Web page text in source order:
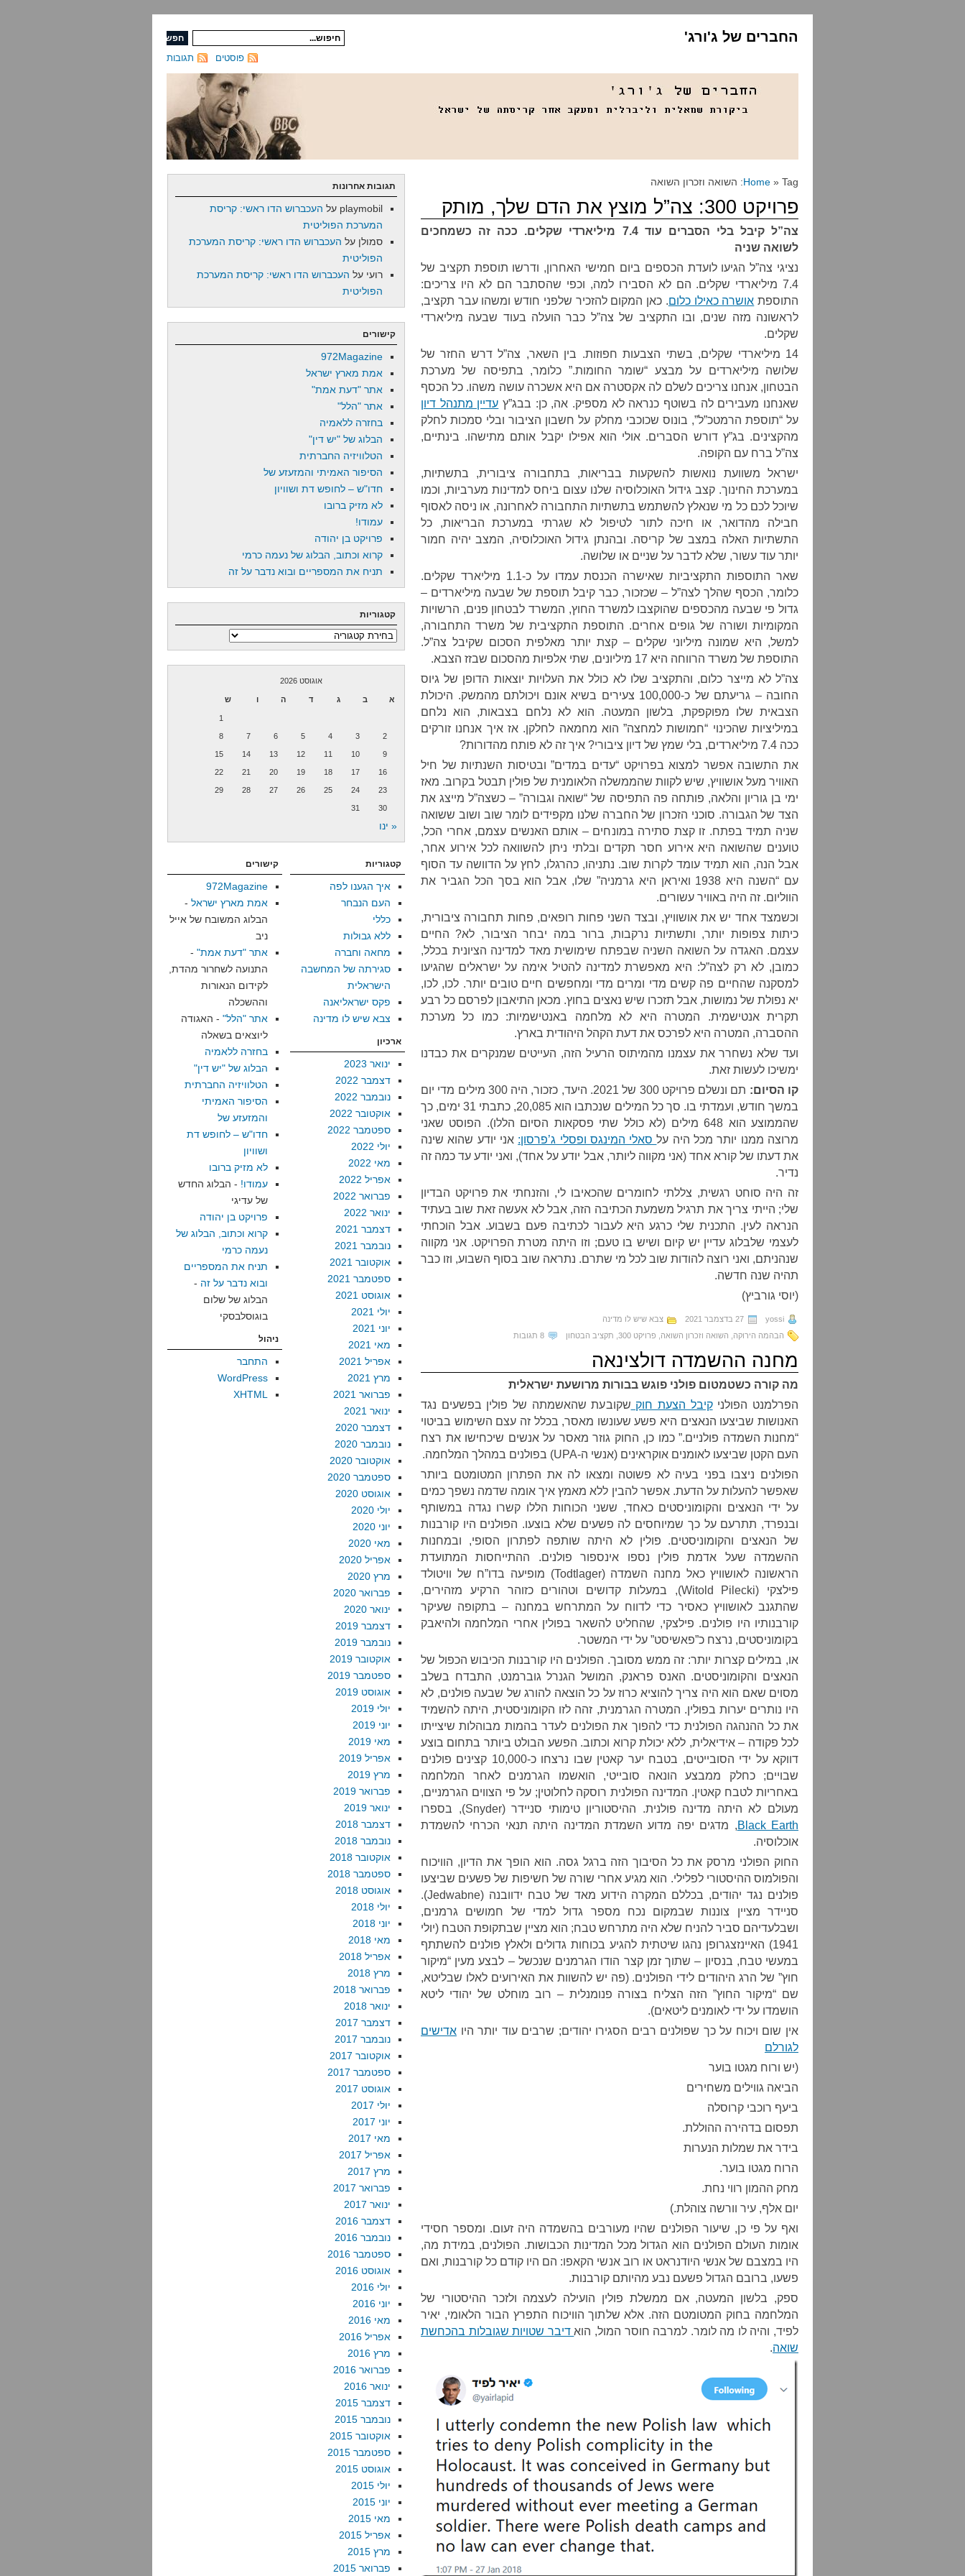
החברים של ג'ורג'
תגובות פוסטים
Home » Tag: השואה וזכרון השואה
פרויקט 300: צה”ל מוצץ את הדם שלך, מותק
צה”ל קיבל בלי הסברים עוד 7.4 מיליארדי שקלים. ככה זה כשמחכים
לשואה שניה
נציגי צה”ל הגיעו לועדת הכספים ביום חמישי האחרון, ודרשו תוספת תקציב של
7.4 מיליארדי שקלים. הם לא הסבירו למה, וכפי שהסתבר הם לא היו צריכים:
התוספת אושרה כאילו כלום. כאן המקום להזכיר שלפני חודש ומשהו עבר תקציב,
לראשונה מזה שנים, ובו התקציב של צה”ל כבר הועלה בעוד שבעה מיליארדי
שקלים.
14 מיליארדי שקלים, בשתי הצבעות חפוזות. בין השאר, צה”ל דרש החזר של
שלושה מיליארדים על מבצע “שומר החומות.” כלומר, בתפיסה של מערכת
הבטחון, אנחנו צריכים לשלם לה אקסטרה אם היא אשכרה עושה משהו. כל הכסף
שאנחנו מעבירים לה בשוטף כנראה לא מספיק. אה, כן: בבג”ץ עדיין מתנהל דיון
על “תוספת הרמטכ”ל”, בונוס שכוכבי מחלק על חשבון הציבור ובלי סמכות לחלק
מהקצינים. בג”ץ דורש הסברים. אולי הוא אפילו יקבל אותם מתישהו. בינתיים,
צה”ל ברח עם הקופה.
ישראל משוועת נואשות להשקעות בבריאות, בתחבורה ציבורית, בתשתיות,
במערכת החינוך. קצב גידול האוכלוסיה שלנו עצום ביחס למדינות מערביות, וכמו
שיוכל לכם כל מי שנאלץ להשתמש בתשתיות התחבורה לאחרונה, או ניסה לאסוף
חבילה מהדואר, או חיכה לתור לטיפול לא שגרתי במערכת הבריאות, כל
התשתיות האלה במצב של קריסה. ובהנתן גידול האוכלוסיה, המצב יהיה חמור
יותר עוד עשור, שלא לדבר על שניים או שלושה.
שאר התוספות התקציביות שאישרה הכנסת עמדו על כ-1.1 מיליארד שקלים.
כלומר, הכסף שהלך לצה”ל – שכזכור, כבר קיבל תוספת של שבעה מיליארדים –
גדול פי שבעה מהכספים שהוקצבו למשרד החוץ, המשרד לבטחון פנים, הרשויות
המקומיות ושורה של גופים אחרים. התוספת התקציבית של משרד התחבורה,
למשל, היא שמונה מיליוני שקלים – קצת יותר מאלפית הסכום שקיבל צה”ל.
התוספת של משרד הרווחה היא 17 מיליונים, שתי אלפיות מהסכום שבזז הצבא.
צה”ל לא מייצר כלום, והתקציב שלו לא כולל את העלויות יוצאות הדופן של גיוס
החובה – גריעתם של כ-100,000 צעירים בשיא אונם ויכולתם מהמשק. היכולת
הצבאית שלו מפוקפקת, בלשון המעטה. הוא לא נלחם בצבאות, הוא נלחם
במיליציות שהכינוי “חמושות למחצה” הוא מחמאה לחלקן. אז איך אנחנו זורקים
ככה 7.4 מיליארדים, בלי שמץ של דיון ציבורי? איך זה לא פותח מהדורות?
את התשובה אפשר למצוא בפרויקט “עדים במדים” ובטיסות השנתיות של חיל
האוויר מעל אושוויץ, שיש לקוות שהממשלה הלאומנית של פולין תבטל בקרוב. מאז
ימי בן גוריון והלאה, פותחה פה התפיסה של “שואה וגבורה” – כשצה”ל מייצג את
הצד של הגבורה. סוכני הזכרון של החברה שלנו מקפידים לומר שוב ושוב ששואה
שניה תמיד בפתח. זו קצת סתירה במונחים – אותם האנשים עצמם, אחרי הכל,
טוענים שהשואה היא אירוע חסר תקדים ובלתי ניתן להשוואה לכל אירוע אחר,
אבל הנה, הוא תמיד עומד לקרות שוב. נתניהו, כהרגלו, לחץ על הדוושה עד הסוף
עם “השנה היא 1938 ואיראן היא גרמניה” שלו, אבל הוא בסך הכל הגביר את
הווליום. זה היה באוויר עשורים.
וכשמצד אחד יש את אושוויץ, ובצד השני פחות רופאים, פחות תחבורה ציבורית,
כיתות צפופות יותר, ותשתיות נרקבות, ברור במה יבחר הציבור, לא? החיים
עצמם. האגדה על השואה השניה שבפתח שימושית מאד למדינה הציונית בכלל,
כמובן, לא רק לצה”ל: היא מאפשרת למדינה להטיל אימה על ישראלים שהגיעו
למסקנה שהחיים פה קשים מדי ומרים מדי ומחפשים חיים טובים יותר. לכו, לכו,
יא נפולת של נמושות, אבל תזכרו שיש נאצים בחוץ. מכאן התיאבון לפרסם כל רבע
תקרית אנטישמית. המטרה היא לא מלחמה באנטישמיות: כמו כל מערכת
ההסברה, המטרה היא לפרכס את דעת הקהל היהודית בארץ.
ועד שלא נשחרר את עצמנו מהמיתוס הרעיל הזה, העייטים שמנקרים את כבדנו
ימשיכו לעשות זאת.
קו הסיום:
תם ונשלם פרויקט 300 של 2021. היעד, כזכור, היה 300 מילים מדי יום
במשך חודש, ועמדתי בו. סך כל המילים שנכתבו הוא 20,085, כתבתי 31 ימים, כך
שהממוצע הוא 648 מילים (לא כולל שתי פסקאות הסיום הללו). הפוסט שאני
מרוצה ממנו יותר מכל היה עלסאלי המינגס ופסלי ג’פרסון: אני יודע שהוא שינה
את דעתו של קורא אחד (אני מקווה ליותר, אבל יודע על אחד), ואני יודע עד כמה זה
נדיר.
זה היה סוחט רגשית, צללתי לחומרים שהכאיבו לי, והזנחתי את פרויקט הבדיון
שלי; הייתי צריך את תרגיל משמעת הכתיבה הזה, אבל לא אעשה זאת שוב בעתיד
הנראה לעין. התכנית שלי כרגע היא לעבור לכתיבה פעם בשבוע. אבל הוכחתי
לעצמי שלבלוג עדיין יש קיום ושיש בו טעם; וזו היתה מטרת הפרויקט. אני מקווה
שנהניתם, ואני רוצה להודות שוב לכל מי שתרם. נתראה שוב בסוף השבוע, וזו כבר
תהיה שנה חדשה.
(יוסי גורביץ)
yossi 27 בדצמבר 2021
צבא שיש לו מדינה
הבהמה הירוקה
השואה וזכרון השואה פרויקט 300 תקציב הבטחון 8 תגובות
מחנה ההשמדה דולצינאה
מה קורה כשטמטום פולני פוגש בבורות מרושעת ישראלית
הפרלמנט הפולניקיבל הצעת חוק שקובעת שהאשמתה של פולין בפשעים נגד
האנושות שביצעו הנאצים היא פשע שעונשו מאסר, בכלל זה עצם השימוש בביטוי
“מחנות השמדה פולניים.” כמו כן, החוק גוזר מאסר על אנשים שיכחישו את רצח
העם הקטן שביצעו לאומנים אוקראינים (אנשי ה-UPA) בפולנים במהלך המלחמה.
הפולנים ניצבו בפני בעיה לא פשוטה ומצאו לה את הפתרון המטומטם ביותר
שאפשר להעלות על הדעת. אפשר להבין ללא מאמץ איך אומה שדמה נשפך כמים
על ידי הנאצים והקומוניסטים כאחד, ששני הכוחות הללו קשרו נגדה במשותף
ובנפרד, תתרעם על כך שמיוחסים לה פשעים שלא בוצעו. הפולנים היו קורבנות
של הנאצים והקומוניסטים. פולין לא היתה שותפה לפתרון הסופי, ובמחנות
ההשמדה שעל אדמת פולין נספו אינספור פולנים. ההתייחסות המתועדת
הראשונה לאושוויץ כאל מחנה השמדה (Todtlager) מופיעה בדו”ח של וויטולד
פילצקי (Witold Pilecki), במעלות קדושים וטהורים כזוהר הרקיע מזהירים,
שהתגנב לאושוויץ כאסיר כדי לדווח על המתרחש במחנה – בתקופה שעיקר
קורבנותיו היו פולנים. פילצקי, שהחליט להשאר בפולין אחרי המלחמה ולהיאבק
בקומוניסטים, נרצח כ”פאשיסט” על ידי המשטר.
או, במילים קצרות יותר: זה ממש מסובך. הפולנים היו קורבנות הכיבוש הכפול של
הנאצים והקומוניסטים. האנס פראנק, המושל הגנרל גוברמנט, התבדח בשלב
מסוים שאם הוא היה צריך להוציא כרוז על כל הוצאה להורג של שבעה פולנים, לא
היו נותרים יערות בפולין. המטרה הגרמנית, זהה לזו הקומוניסטית, היתה להשמיד
את כל ההנהגה הפולנית כדי להפוך את הפולנים לעדר בהמות מבוהלות שיצייתו
לכל פקודה – אידיאלית, ללא יכולת קרוא וכתוב. הפשע הבולט ביותר בתחום בוצע
דווקא על ידי הסובייטים, בטבח יער קאטין שבו נרצחו כ-10,000 קצינים פולנים
שבויים; כחלק ממבצע הונאה סובייטי, הואשמו הגרמנים לאחר המלחמה
באחריות לטבח קאטין. המדינה הפולנית רוסקה לחלוטין; על פי הצווים הגרמניים,
מעולם לא היתה מדינה פולנית. ההיסטוריון טימותי סניידר (Snyder), בספרו
Black Earth, מדגים יפה מדוע השמדת המדינה היתה תנאי הכרחי להשמדת
אוכלוסיה.
החוק הפולני מרסק את כל הסיבוך הזה ברגל גסה. הוא הופך את הדיון, הוויכוח
והפולמוס ההיסטורי לפלילי. הוא מגיע אחרי שורה של חשיפות של פשעים שביצעו
פולנים נגד יהודים, בכללם המקרה הידוע מאד של טבח ידוובנה (Jedwabne).
סניידר מציין צוננות שבמקום נכח מספר גדול למדי של חמושים גרמנים,
ושבלעדיהם סביר להניח שלא היה מתרחש טבח; הוא מציין שבתקופת הטבח (יולי
1941) האיינזצגרופן נהגו שיטתית להגיע בכוחות גדולים ולאלץ פולנים להשתתף
במעשי טבח, בנסיון – שתוך זמן קצר הודו הגרמנים שנכשל – לבצע מעין “מיקור
חוץ” של הרג היהודים לידי הפולנים. (פה יש להשוות את האירועים לאלו שבליטא,
שם “מיקור החוץ” הזה הצליח בצורה פנומנלית – רוב מוחלט של יהודי ליטא
הושמדו על ידי לאומנים ליטאים).
אין שום ויכוח על כך שפולנים רבים הסגירו יהודים; שרבים עוד יותר היו אדישים
לגורלם
(יש ורוח מגטו בוער
הביאה גווילים משחירים
ביעף רוכבי קרוסלה
תפסום בדהירה ההוללת.
בידר את שמלות הנערות
הרוח מגטו בוער.
מחק ההמון רווי נחת.
יום אלף, עיר וורשה צוהלת.)
ואף על פי כן, שיעור הפולנים שהיו מעורבים בהשמדה היה זעום. ומספר חסידי
אומות העולם הפולנים הוא הגדול מכל המדינות הכבושות. הפולנים, במידת מה,
היו במצבם של אנשי היודנראט או רוב אנשי הקאפו: הם היו קודם כל קורבנות, ואם
פשעו, ברובם הגדול פשעם נבע מהיותם קורבנות.
ספק, בלשון המעטה, אם ממשלת פולין הועילה לעצמה ולזכר ההיסטורי של
המלחמה בחוק המטומטם הזה. אלא שלתוך הוויכוח התפרץ הבור הלאומי, יאיר
לפיד, והיה לו מה לומר. למרבה חוסר המול, הואדיבר שטויות שגובלות בהכחשת
שואה.
תגובות אחרונות
playmobil על העכברוש הדו ראשי: קריסת
המערכת הפוליטית
סמולן על העכברוש הדו ראשי: קריסת המערכת
הפוליטית
רועי על העכברוש הדו ראשי: קריסת המערכת
הפוליטית
קישורים
972Magazine
אמת מארץ ישראל
אתר "דעת אמת"
אתר "הלל"
בחזרה ללאמיה
הבלוג של "יש דין"
הטלוויזיה החברתית
הסיפור האמיתי והמזעזע של
חדו"ש – לחופש דת ושוויון
לא מזיק ברובו
עמודו!
פרויקט בן יהודה
קרוא וכתוב, הבלוג של נעמה כרמי
תניח את המספריים ובוא נדבר על זה
קטגוריות
קטגוריות
אוגוסט 2026
א ב ג ד ה ו ש
1
2
3
4
5
6
7
8
9
10
11
12
13
14
15
16
17
18
19
20
21
22
23
24
25
26
27
28
29
30
31
« ינו
קטגוריות
איך הגענו לפה
העם הנבחר
כללי
ללא גבולות
מחאה וחברה
סגירתה של המחשבה
הישראלית
פקס ישראליאנה
צבא שיש לו מדינה
ארכיון
ינואר 2023
דצמבר 2022
נובמבר 2022
אוקטובר 2022
ספטמבר 2022
יולי 2022
מאי 2022
אפריל 2022
פברואר 2022
ינואר 2022
דצמבר 2021
נובמבר 2021
אוקטובר 2021
ספטמבר 2021
אוגוסט 2021
יולי 2021
יוני 2021
מאי 2021
אפריל 2021
מרץ 2021
פברואר 2021
ינואר 2021
דצמבר 2020
נובמבר 2020
אוקטובר 2020
ספטמבר 2020
אוגוסט 2020
יולי 2020
יוני 2020
מאי 2020
אפריל 2020
מרץ 2020
פברואר 2020
ינואר 2020
דצמבר 2019
נובמבר 2019
אוקטובר 2019
ספטמבר 2019
אוגוסט 2019
יולי 2019
יוני 2019
מאי 2019
אפריל 2019
מרץ 2019
פברואר 2019
ינואר 2019
דצמבר 2018
נובמבר 2018
אוקטובר 2018
ספטמבר 2018
אוגוסט 2018
יולי 2018
יוני 2018
מאי 2018
אפריל 2018
מרץ 2018
פברואר 2018
ינואר 2018
דצמבר 2017
נובמבר 2017
אוקטובר 2017
ספטמבר 2017
אוגוסט 2017
יולי 2017
יוני 2017
מאי 2017
אפריל 2017
מרץ 2017
פברואר 2017
ינואר 2017
דצמבר 2016
נובמבר 2016
ספטמבר 2016
אוגוסט 2016
יולי 2016
יוני 2016
מאי 2016
אפריל 2016
מרץ 2016
פברואר 2016
ינואר 2016
דצמבר 2015
נובמבר 2015
אוקטובר 2015
ספטמבר 2015
אוגוסט 2015
יולי 2015
יוני 2015
מאי 2015
אפריל 2015
מרץ 2015
פברואר 2015
קישורים
972Magazine
אמת מארץ ישראל -
הבלוג המשובח של אייל
ניב
אתר "דעת אמת" -
התנועה לשחרור מהדת,
לקידום הנאורות
וההשכלה
אתר "הלל" - האגודה
ליוצאים בשאלה
בחזרה ללאמיה
הבלוג של "יש דין"
הטלוויזיה החברתית
הסיפור האמיתי
והמזעזע של
חדו"ש – לחופש דת
ושוויון
לא מזיק ברובו
עמודו! - הבלוג החדש
של עדיגי
פרויקט בן יהודה
קרוא וכתוב, הבלוג של
נעמה כרמי
תניח את המספריים
ובוא נדבר על זה -
הבלוג של שלום
בוגוסלבסקי
ניהול
התחבר
WordPress
XHTML